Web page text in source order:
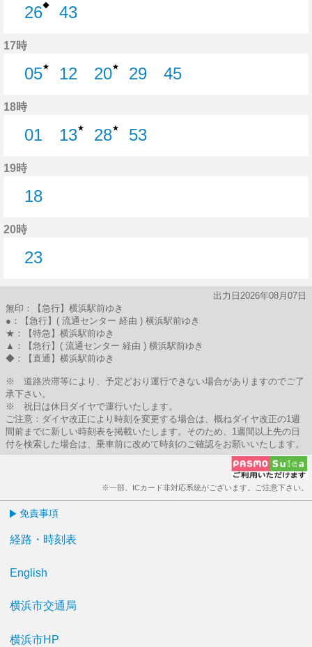
26◆
43
17時
05★
12
20★
29
45
18時
01
13★
28★
53
19時
18
20時
23
出力日2026年08月07日
無印：【急行】横浜駅前ゆき
●：【急行】( 流通センター 経由 ) 横浜駅前ゆき
★：【特急】横浜駅前ゆき
▲：【急行】( 流通センター 経由 ) 横浜駅前ゆき
◆：【直通】横浜駅前ゆき
※ 道路渋滞等により、予定どおり運行できない場合がありますのでご了
承下さい。
※ 祝日は休日ダイヤで運行いたします。
ご注意：ダイヤ改正により時刻を変更する場合は、概ねダイヤ改正の1週
間前までに新しい時刻表を掲載いたします。そのため、1週間以上先の日
付を検索した場合は、乗車前に改めて時刻のご確認をお願いいたします。
※一部、ICカード非対応系統がございます。ご注意下さい。
免責事項
経路・時刻表
English
横浜市交通局
横浜市HP